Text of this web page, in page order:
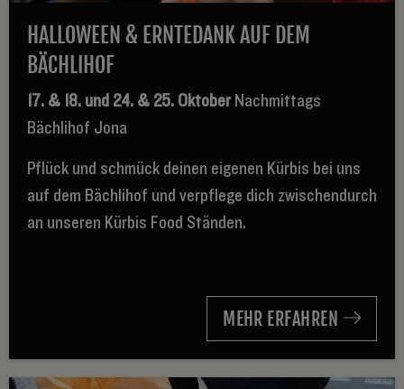
HALLOWEEN & ERNTEDANK AUF DEM
BÄCHLIHOF
17. & 18. und 24. & 25. Oktober Nachmittags
Bächlihof Jona
Pflück und schmück deinen eigenen Kürbis bei uns
auf dem Bächlihof und verpflege dich zwischendurch
an unseren Kürbis Food Ständen.
MEHR ERFAHREN